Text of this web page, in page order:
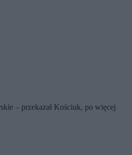
– przekazał Kościuk, po więcej